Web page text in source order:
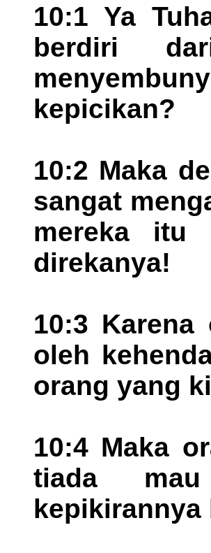
10:1 Ya
berdiri
kepicikan?
10:2 Maka
sangat
mereka itu
direkanya!
10:3 Karena
oleh
orang yang
10:4 Maka
tiada
kepikirannya